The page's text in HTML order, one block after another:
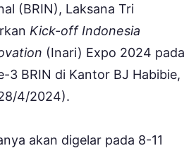
(BRIN), Laksana Tri
Kick-off Indonesia
(Inari) Expo 2024 pada
3 BRIN di Kantor BJ Habibie,
4/2024).
akan digelar pada 8-11